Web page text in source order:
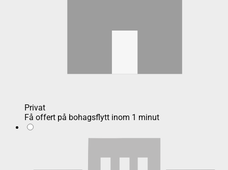
Privat
Få offert på bohagsflytt inom 1 minut